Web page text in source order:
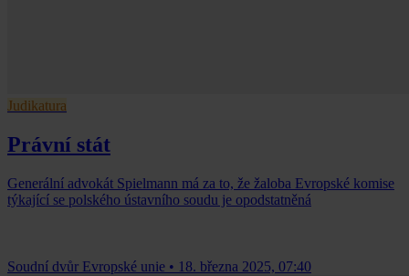
Judikatura
Právní stát
Generální advokát Spielmann má za to, že žaloba Evropské komise
týkající se polského ústavního soudu je opodstatněná
Soudní dvůr Evropské unie • 18. března 2025, 07:40